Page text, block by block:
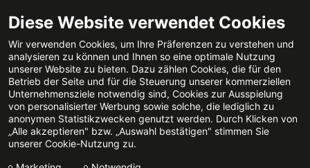
TECHNISCHE BERATUNG
Jetzt anrufen
KONTAKT
E-Mail senden
FACHPARTNERSUCHE
Diese Website verwendet Cookies
Wir verwenden Cookies, um Ihre Präferenzen zu verstehen und
analysieren zu können und Ihnen so eine optimale Nutzung
unserer Website zu bieten. Dazu zählen Cookies, die für den
Betrieb der Seite und für die Steuerung unserer kommerziellen
Unternehmensziele notwendig sind, Cookies zur Ausspielung
von personalisierter Werbung sowie solche, die lediglich zu
anonymen Statistikzwecken genutzt werden. Durch Klicken von
„Alle akzeptieren" bzw. „Auswahl bestätigen" stimmen Sie
unserer Cookie-Nutzung zu.